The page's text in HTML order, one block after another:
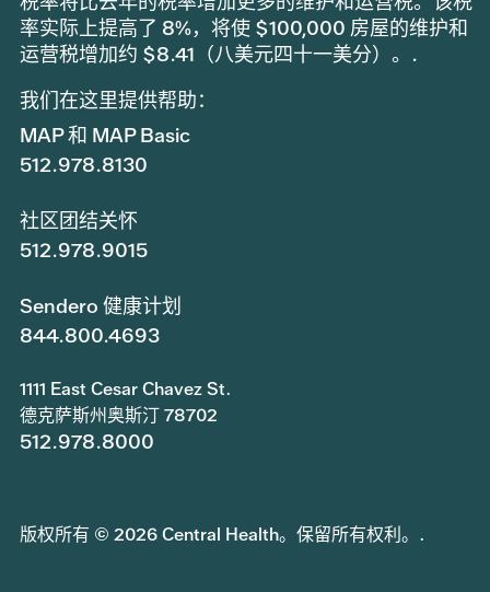
率实际上提高了 8%，将使 $100,000 房屋的维护和
运营税增加约 $8.41（八美元四十一美分）。.
我们在这里提供帮助：
MAP 和 MAP Basic
512.978.8130
社区团结关怀
512.978.9015
Sendero 健康计划
844.800.4693
1111 East Cesar Chavez St.
德克萨斯州奥斯汀 78702
512.978.8000
版权所有 © 2026 Central Health。保留所有权利。.